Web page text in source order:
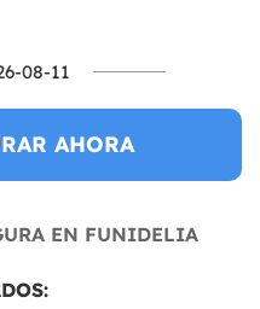
08-11
AHORA
EN FUNIDELIA